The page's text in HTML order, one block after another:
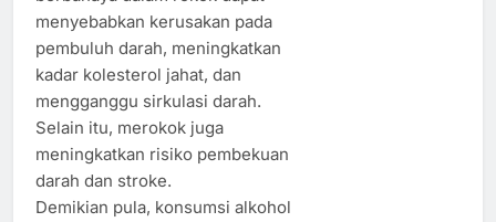
menyebabkan kerusakan pada
pembuluh darah, meningkatkan
kadar kolesterol jahat, dan
mengganggu sirkulasi darah.
Selain itu, merokok juga
meningkatkan risiko pembekuan
darah dan stroke.
Demikian pula, konsumsi alkohol